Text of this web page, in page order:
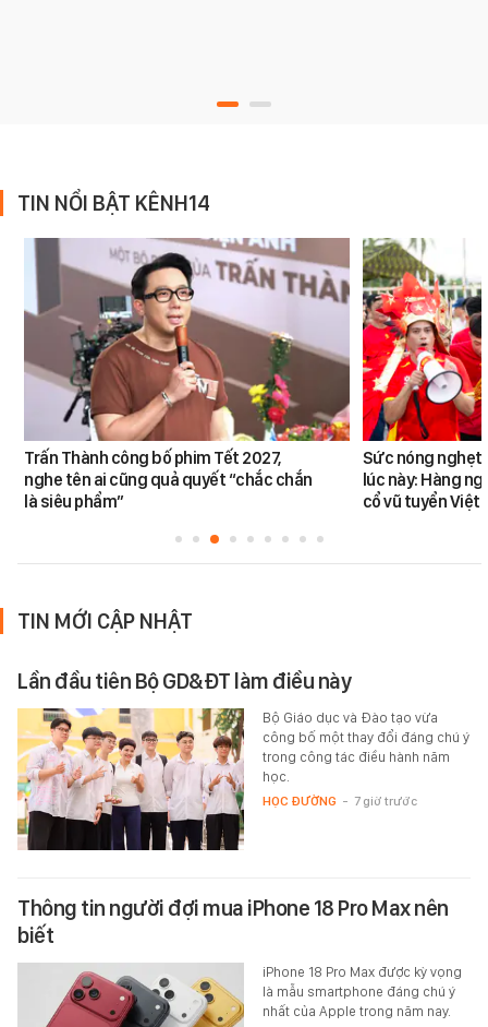
TIN NỔI BẬT KÊNH14
Trấn Thành công bố phim Tết 2027,
nghe tên ai cũng quả quyết “chắc chắn
là siêu phẩm”
Sức nóng nghẹt
lúc này: Hàng
cổ vũ tuyển
TIN MỚI CẬP NHẬT
Lần đầu tiên Bộ GD&ĐT làm điều này
Bộ Giáo dục và Đào tạo vừa
công bố một thay đổi đáng chú ý
trong công tác điều hành năm
học.
HỌC ĐƯỜNG - 7 giờ trước
Thông tin người đợi mua iPhone 18 Pro Max nên
biết
iPhone 18 Pro Max được kỳ vọng
là mẫu smartphone đáng chú ý
nhất của Apple trong năm nay.